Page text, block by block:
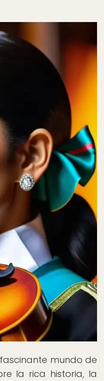
mundo de
la rica historia, la